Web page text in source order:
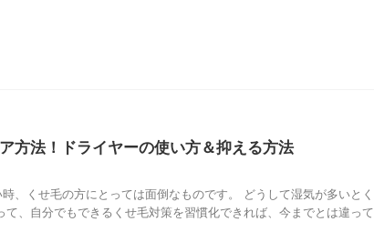
方法！ドライヤーの使い方＆抑える方法
、くせ毛の方にとっては面倒なものです。 どうして湿気が多いとく
、自分でもできるくせ毛対策を習慣化できれば、今までとは違って